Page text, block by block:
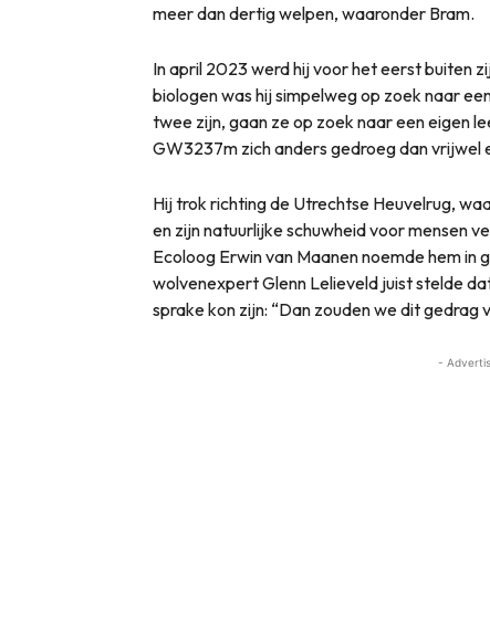
meer dan dertig welpen, waaronder Bram.
In april 2023 werd hij voor het eerst buiten
biologen was hij simpelweg op zoek naar
twee zijn, gaan ze op zoek naar een eigen
GW3237m zich anders gedroeg dan vrijwel
Hij trok richting de Utrechtse Heuvelrug,
en zijn natuurlijke schuwheid voor mensen
Ecoloog Erwin van Maanen noemde hem in
wolvenexpert Glenn Lelieveld juist stelde
sprake kon zijn: “Dan zouden we dit gedrag
-